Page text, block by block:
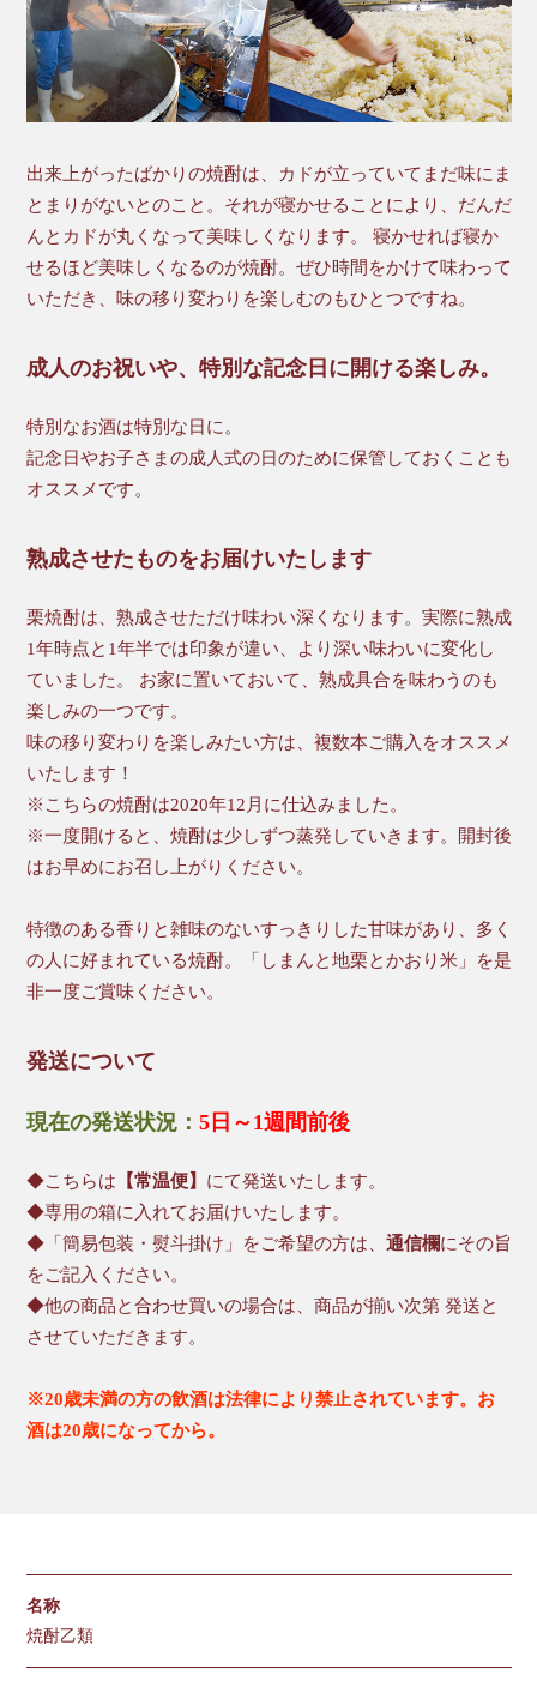
出来上がったばかりの焼酎は、カドが立っていてまだ味にま
とまりがないとのこと。それが寝かせることにより、だんだ
んとカドが丸くなって美味しくなります。 寝かせれば寝か
せるほど美味しくなるのが焼酎。ぜひ時間をかけて味わって
いただき、味の移り変わりを楽しむのもひとつですね。
成人のお祝いや、特別な記念日に開ける楽しみ。
特別なお酒は特別な日に。
記念日やお子さまの成人式の日のために保管しておくことも
オススメです。
熟成させたものをお届けいたします
栗焼酎は、熟成させただけ味わい深くなります。実際に熟成
1年時点と1年半では印象が違い、より深い味わいに変化し
ていました。 お家に置いておいて、熟成具合を味わうのも
楽しみの一つです。
味の移り変わりを楽しみたい方は、複数本ご購入をオススメ
いたします！
※こちらの焼酎は2020年12月に仕込みました。
※一度開けると、焼酎は少しずつ蒸発していきます。開封後
はお早めにお召し上がりください。
特徴のある香りと雑味のないすっきりした甘味があり、多く
の人に好まれている焼酎。「しまんと地栗とかおり米」を是
非一度ご賞味ください。
発送について
現在の発送状況： 5日～1週間前後
◆こちらは 【常温便】 にて発送いたします。
◆専用の箱に入れてお届けいたします。
◆「簡易包装・熨斗掛け」をご希望の方は、 通信欄にその旨
をご記入ください。
◆他の商品と合わせ買いの場合は、商品が揃い次第 発送と
させていただきます。
※20歳未満の方の飲酒は法律により禁止されています。お
酒は20歳になってから。
名称
焼酎乙類